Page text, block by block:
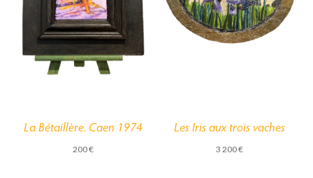
La Bétaillère. Caen 1974
200€
Les Iris aux trois vaches
3 200€